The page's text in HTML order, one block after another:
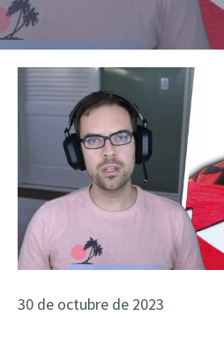
30 de octubre de 2023